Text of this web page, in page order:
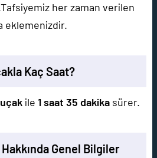
her zaman verilen
eklemenizdir.
Kaç Saat?
uçak ile 1 saat 35 dakika sürer.
Genel Bilgiler